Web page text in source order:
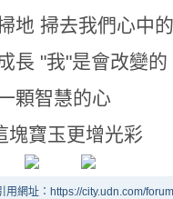
地 掃去我們心中
長 "我"是會改變
顆智慧的心
塊寶玉更增光彩
用網址：https://city.udn.com/